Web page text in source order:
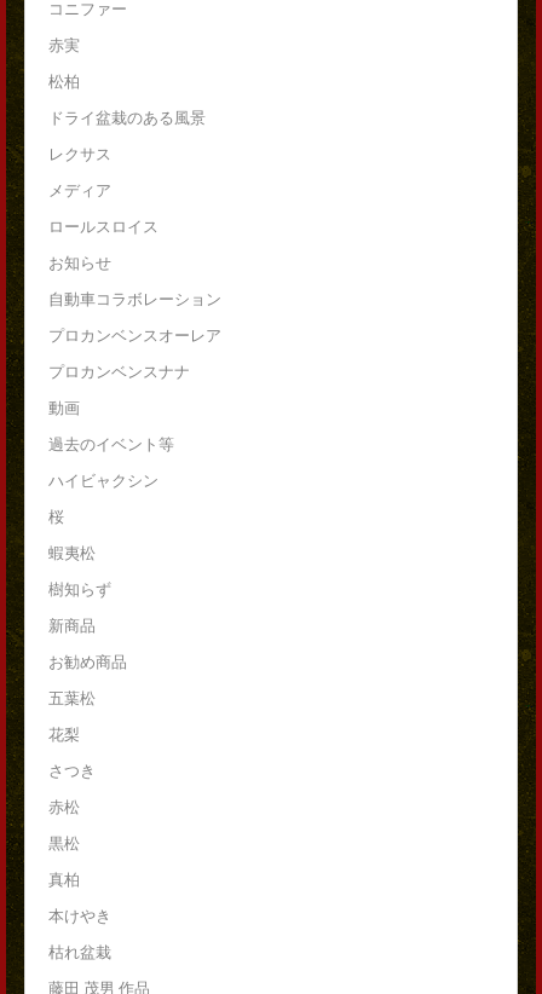
コニファー
赤実
松柏
ドライ盆栽のある風景
レクサス
メディア
ロールスロイス
お知らせ
自動車コラボレーション
プロカンベンスオーレア
プロカンベンスナナ
動画
過去のイベント等
ハイビャクシン
桜
蝦夷松
樹知らず
新商品
お勧め商品
五葉松
花梨
さつき
赤松
黒松
真柏
本けやき
枯れ盆栽
藤田 茂男 作品